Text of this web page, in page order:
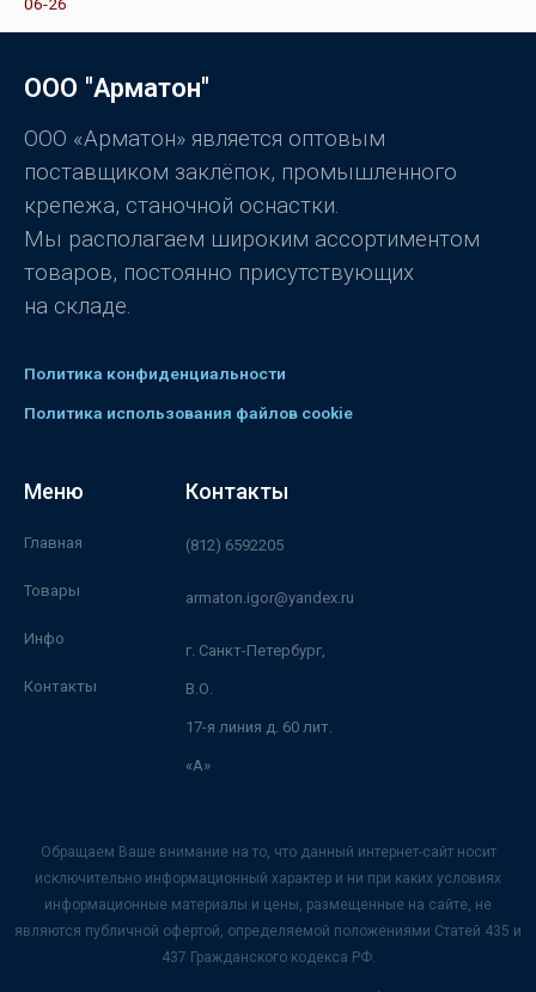
и
з
ООО "Арматон"
ООО «Арматон» является оптовым
поставщиком заклёпок, промышленного
крепежа, станочной оснастки.
Мы располагаем широким ассортиментом
товаров, постоянно присутствующих
на складе.
Политика конфиденциальности
Политика использования файлов cookie
Меню
Главная
Товары
Инфо
Контакты
Контакты
(812) 6592205
armaton.igor@yandex.ru
г. Санкт-Петербург,
В.О.
17-я линия д. 60 лит.
«А»
Обращаем Ваше внимание на то, что данный интернет-сайт носит
исключительно информационный характер и ни при каких условиях
информационные материалы и цены, размещенные на сайте, не
являются публичной офертой, определяемой положениями Статей 435 и
437 Гражданского кодекса РФ.